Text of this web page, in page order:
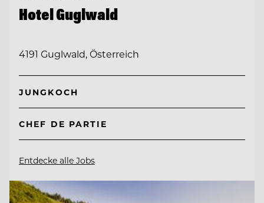
Hotel Guglwald
4191 Guglwald, Österreich
JUNGKOCH
CHEF DE PARTIE
Entdecke alle Jobs